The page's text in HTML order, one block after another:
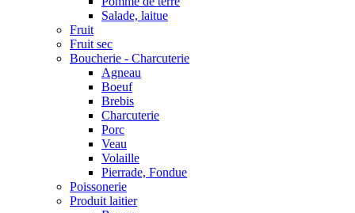
Salade, laitue
Fruit
Fruit sec
Boucherie - Charcuterie
Agneau
Boeuf
Brebis
Charcuterie
Porc
Veau
Volaille
Pierrade, Fondue
Poissonerie
Produit laitier